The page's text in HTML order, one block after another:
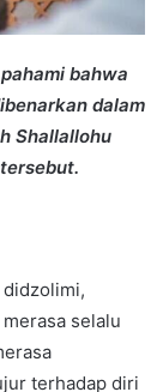
bahwa
dalam
Shallallohu
didzolimi,
selalu
terhadap diri